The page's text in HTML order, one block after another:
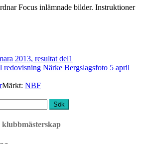
Focus inlämnade bilder. Instruktioner
2013, resultat del1
redovisning Närke Bergslagsfoto 5 april
Märkt: NBF
klubbmästerskap